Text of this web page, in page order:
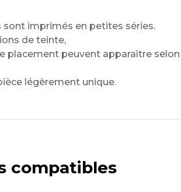
sont imprimés en petites séries.
de teinte,
placement peuvent apparaître selon
légèrement unique.
compatibles